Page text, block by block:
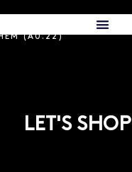
LET'S SHOP
(A0.22)